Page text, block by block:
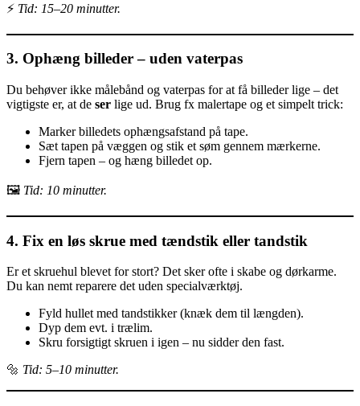
⚡ Tid: 15–20 minutter.
3. Ophæng billeder – uden vaterpas
Du behøver ikke målebånd og vaterpas for at få billeder lige – det
vigtigste er, at de ser lige ud. Brug fx malertape og et simpelt trick:
Marker billedets ophængsafstand på tape.
Sæt tapen på væggen og stik et søm gennem mærkerne.
Fjern tapen – og hæng billedet op.
🖼️ Tid: 10 minutter.
4. Fix en løs skrue med tændstik eller tandstik
Er et skruehul blevet for stort? Det sker ofte i skabe og dørkarme.
Du kan nemt reparere det uden specialværktøj.
Fyld hullet med tandstikker (knæk dem til længden).
Dyp dem evt. i trælim.
Skru forsigtigt skruen i igen – nu sidder den fast.
🔩 Tid: 5–10 minutter.